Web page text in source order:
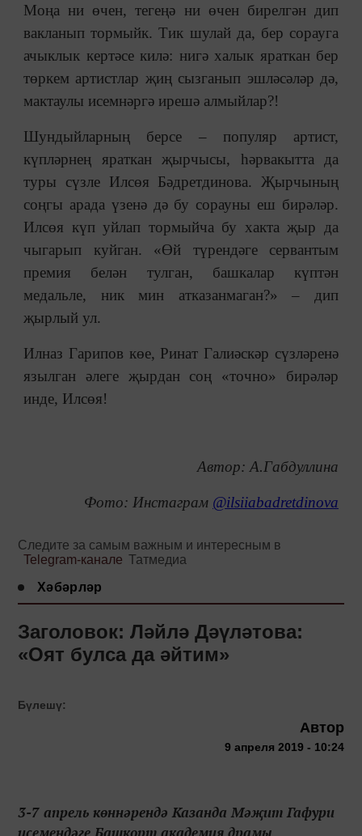
Моңа ни өчен, тегеңә ни өчен бирелгән дип
вакланып тормыйк. Тик шулай да, бер сорауга
ачыклык кертәсе килә: нигә халык яраткан бер
төркем артистлар җиң сызганып эшләсәләр дә,
мактаулы исемнәргә ирешә алмыйлар?!
Шундыйларның берсе – популяр артист,
күпләрнең яраткан җырчысы, һәрвакытта да
туры сүзле Илсөя Бәдретдинова. Җырчының
соңгы арада үзенә дә бу сорауны еш бирәләр.
Илсөя күп уйлап тормыйча бу хакта җыр да
чыгарып куйган. «Өй түрендәге сервантым
премия белән тулган, башкалар күптән
медальле, ник мин атказанмаган?» – дип
җырлый ул.
Илназ Гарипов көе, Ринат Галиәскәр сүзләренә
язылган әлеге җырдан соң «точно» бирәләр
инде, Илсөя!
Автор: А.Габдуллина
Фото: Инстаграм @ilsiiabadretdinova
Следите за самым важным и интересным в
Telegram-канале Татмедиа
Хәбәрләр
Заголовок: Ләйлә Дәүләтова:
«Оят булса да әйтим»
Бүлешү:
Автор
9 апреля 2019 - 10:24
3-7 апрель көннәрендә Казанда Мәҗит Гафури
исемендәге Башкорт академия драмы